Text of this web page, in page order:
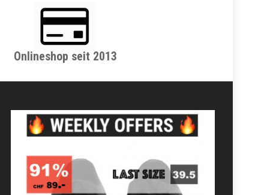
Onlineshop seit 2013